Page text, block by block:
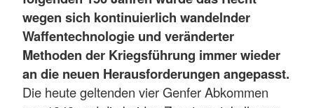
wegen sich kontinuierlich wandelnder
Waffentechnologie und veränderter
Methoden der Kriegsführung immer wieder
an die neuen Herausforderungen angepasst.
Die heute geltenden vier Genfer Abkommen